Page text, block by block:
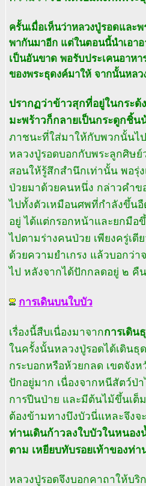
ครั้นเมื่อเห็นว่าหลวงปู่รอดและ
พากันมาอีก แต่ในตอนนี้นำเอา
เป็นอันขาด พอรับประเคนอาหา
ของพระธุดงค์มาให้ จากนั้นหล
ปรากฏว่าข้าวสุกที่อยู่ในกระด้
มะพร้าวก็กลายเป็นกระดูกชิ้น
ภาชนะที่ใส่มาให้กับพวกนั้นไ
หลวงปู่รอดบอกกับพระลูกศิษย์
สอนให้รู้สึกสำนึกเท่านั้น พอรุ่
ป่วยมาด้วยคนหนึ่ง กล่าวคำ
ไปทั้งตัวเหมือนศพที่กำลังขึ้นอื
อยู่ ได้แต่กรอกหน้าและยกมือ
ไปตามร่างคนป่วย เพียงครู่เ
ด้วยความยำเกรง แล้วบอกว่
ไป หลังจากได้ปักกลดอยู่ ๒ คื
การเดินบนใบบัว
เรื่องนี้สืบเนื่องมาจากการเดิน
ในครั้งนั้นหลวงปู่รอดได้เดินธุ
กระบอกหรือห้วยกลด เขตจัง
ปักอยู่มาก เนื่องจากหนีสัตว์ป่
การปีนป่าย และมีต้นไม้ขึ้นเต็
ต้องข้ามทางบึงบัวนี่แหละจึง
ท่านเดินก้าวลงใบบัวในหนอ
ตาม เหยียบทับรอยเท้าของท่
หลวงปู่รอดจึงบอกคาถาให้บ